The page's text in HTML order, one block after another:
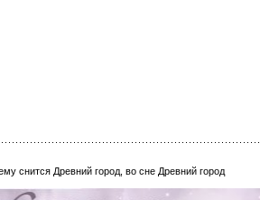
снится Древний город, во сне Древний город